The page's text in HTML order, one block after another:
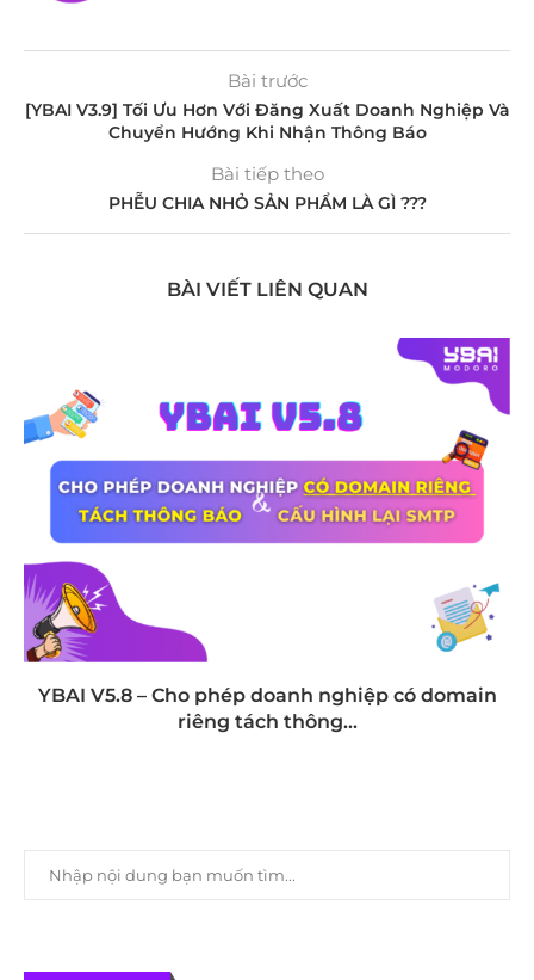
Bài trước
[YBAI V3.9] Tối Ưu Hơn Với Đăng Xuất Doanh Nghiệp Và
Chuyển Hướng Khi Nhận Thông Báo
Bài tiếp theo
PHỄU CHIA NHỎ SẢN PHẨM LÀ GÌ ???
BÀI VIẾT LIÊN QUAN
YBAI V5.8 – Cho phép doanh nghiệp có domain
riêng tách thông...